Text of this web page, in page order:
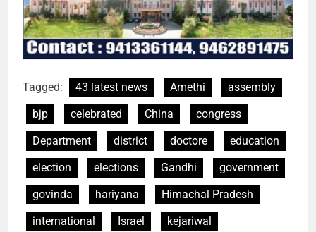
Tagged: 43 latest news Amethi
assembly
bjp
celebrated China
congress
Department
district doctore
education
election
elections Gandhi
government
govinda
hariyana
Himachal Pradesh
international
Israel
kejariwal